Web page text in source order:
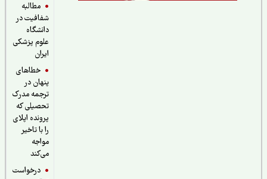
مطالبه
شفافیت در
دانشگاه
علوم پزشکی
خطاهای
پنهان در
ترجمه مدرک
تحصیلی که
پرونده اپلای
را با تاخیر
درخواست